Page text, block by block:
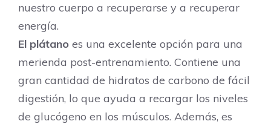
nuestro cuerpo a recuperarse y a recuperar
energía.
El plátano es una excelente opción para una
merienda post-entrenamiento. Contiene una
gran cantidad de hidratos de carbono de fácil
digestión, lo que ayuda a recargar los niveles
de glucógeno en los músculos. Además, es